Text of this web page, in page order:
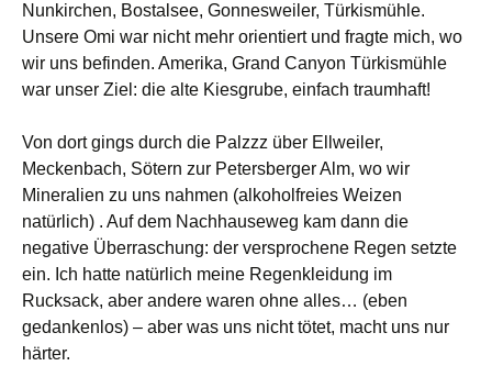
Nunkirchen, Bostalsee, Gonnesweiler, Türkismühle.
Unsere Omi war nicht mehr orientiert und fragte mich, wo
wir uns befinden. Amerika, Grand Canyon Türkismühle
war unser Ziel: die alte Kiesgrube, einfach traumhaft!
Von dort gings durch die Palzzz über Ellweiler,
Meckenbach, Sötern zur Petersberger Alm, wo wir
Mineralien zu uns nahmen (alkoholfreies Weizen
natürlich) . Auf dem Nachhauseweg kam dann die
negative Überraschung: der versprochene Regen setzte
ein. Ich hatte natürlich meine Regenkleidung im
Rucksack, aber andere waren ohne alles… (eben
gedankenlos) – aber was uns nicht tötet, macht uns nur
härter.